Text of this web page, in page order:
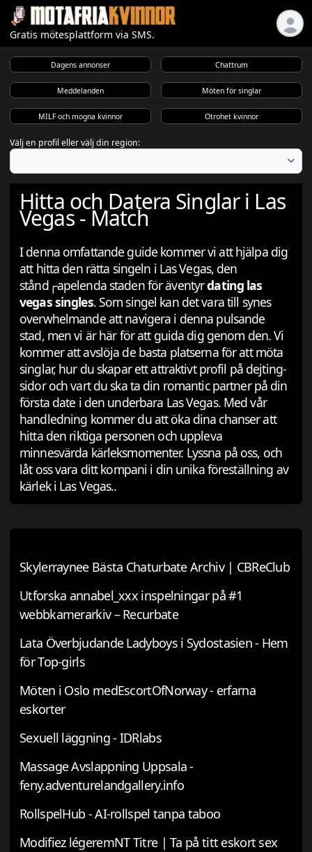
Gratis mötesplattform via SMS.
Dagens annonser Chattrum
Meddelanden Möten för singlar
MILF och mogna kvinnor Otrohet kvinnor
Välj en profil eller välj din region:
Hitta och Datera Singlar i Las
Vegas - Match
I denna omfattande guide kommer vi att hjälpa dig
att hitta den rätta singeln i Las Vegas, den
stånd┌apelenda staden för äventyrdating las
vegas singles. Som singel kan det vara till synes
overwhelmande att navigera i denna pulsande
stad, men vi är här för att guida dig genom den. Vi
kommer att avslöja de basta platserna för att möta
singlar, hur du skapar ett attraktivt profil på dejting-
sidor och vart du ska ta din romantic partner på din
första date i den underbara Las Vegas. Med vår
handledning kommer du att öka dina chanser att
hitta den riktiga personen och uppleva
minnesvärda kärleksmomenter. Lyssna på oss, och
låt oss vara ditt kompani i din unika föreställning av
kärlek i Las Vegas..
Skylerraynee Bästa Chaturbate Archiv | CBReClub
Utforska annabel_xxx inspelningar på #1
webbkamerarkiv – Recurbate
Lata Överbjudande Ladyboys i Sydostasien - Hem
för Top-girls
Möten i Oslo medEscortOfNorway - erfarna
eskorter
Sexuell läggning - IDRlabs
Massage Avslappning Uppsala -
feny.adventurelandgallery.info
RollspelHub - AI-rollspel tanpa taboo
Modifiez légeremNT Titre | Ta på titt eskort sex